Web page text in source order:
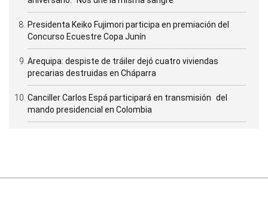
Presidenta Keiko Fujimori participa en premiación del
Concurso Ecuestre Copa Junín
Arequipa: despiste de tráiler dejó cuatro viviendas
precarias destruidas en Cháparra
Canciller Carlos Espá participará en transmisión del
mando presidencial en Colombia